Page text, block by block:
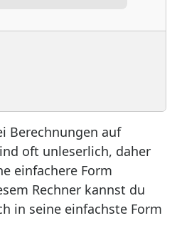
Berechnungen auf
oft unleserlich, daher
einfachere Form
Rechner kannst du
in seine einfachste Form